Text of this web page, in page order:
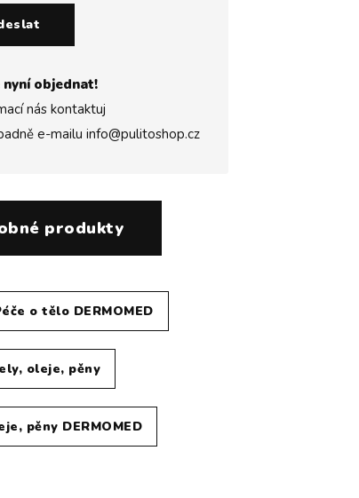
nyní objednat!
nás kontaktuj
e-mailu info@pulitoshop.cz
produkty
o tělo DERMOMED
oleje, pěny
pěny DERMOMED